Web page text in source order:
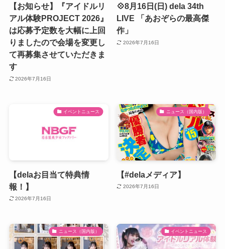
【お知らせ】『アイドルリ
アル体験PROJECT 2026』
は応募予定数を大幅に上回
りましたので会場を変更し
て再募集させていただきま
す
2026年7月16日
💠8月16日(日) dela 34th
LIVE 「あおぞらの最高傑
作」
2026年7月16日
イベントニュース
【delaお目当て特典情
報！】
2026年7月16日
ニュース（国内版）
【#delaメディア】
2026年7月16日
ニュース（国内版） イベントニュース